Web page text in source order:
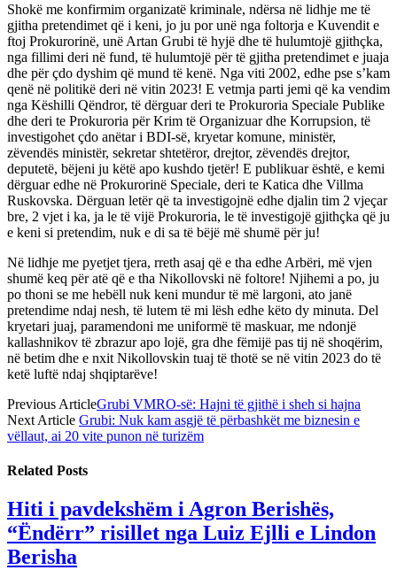
Shokë me konfirmim organizatë kriminale, ndërsa në lidhje me të
gjitha pretendimet që i keni, jo ju por unë nga foltorja e Kuvendit e
ftoj Prokurorinë, unë Artan Grubi të hyjë dhe të hulumtojë gjithçka,
nga fillimi deri në fund, të hulumtojë për të gjitha pretendimet e juaja
dhe për çdo dyshim që mund të kenë. Nga viti 2002, edhe pse s’kam
qenë në politikë deri në vitin 2023! E vetmja parti jemi që ka vendim
nga Këshilli Qëndror, të dërguar deri te Prokuroria Speciale Publike
dhe deri te Prokuroria për Krim të Organizuar dhe Korrupsion, të
investigohet çdo anëtar i BDI-së, kryetar komune, ministër,
zëvendës ministër, sekretar shtetëror, drejtor, zëvendës drejtor,
deputetë, bëjeni ju këtë apo kushdo tjetër! E publikuar është, e kemi
dërguar edhe në Prokurorinë Speciale, deri te Katica dhe Villma
Ruskovska. Dërguan letër që ta investigojnë edhe djalin tim 2 vjeçar
bre, 2 vjet i ka, ja le të vijë Prokuroria, le të investigojë gjithçka që ju
e keni si pretendim, nuk e di sa të bëjë më shumë për ju!
Në lidhje me pyetjet tjera, rreth asaj që e tha edhe Arbëri, më vjen
shumë keq për atë që e tha Nikollovski në foltore! Njihemi a po, ju
po thoni se me hebëll nuk keni mundur të më largoni, ato janë
pretendime ndaj nesh, të lutem të mi lësh edhe këto dy minuta. Del
kryetari juaj, paramendoni me uniformë të maskuar, me ndonjë
kallashnikov të zbrazur apo lojë, gra dhe fëmijë pas tij në shoqërim,
në betim dhe e nxit Nikollovskin tuaj të thotë se në vitin 2023 do të
ketë luftë ndaj shqiptarëve!
Previous ArticleGrubi VMRO-së: Hajni të gjithë i sheh si hajna
Next Article Grubi: Nuk kam asgjë të përbashkët me biznesin e
vëllaut, ai 20 vite punon në turizëm
Related Posts
Hiti i pavdekshëm i Agron Berishës,
“Ëndërr” risillet nga Luiz Ejlli e Lindon
Berisha